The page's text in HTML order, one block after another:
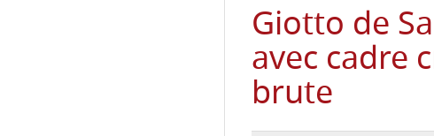
Giotto de
avec cadre
brute